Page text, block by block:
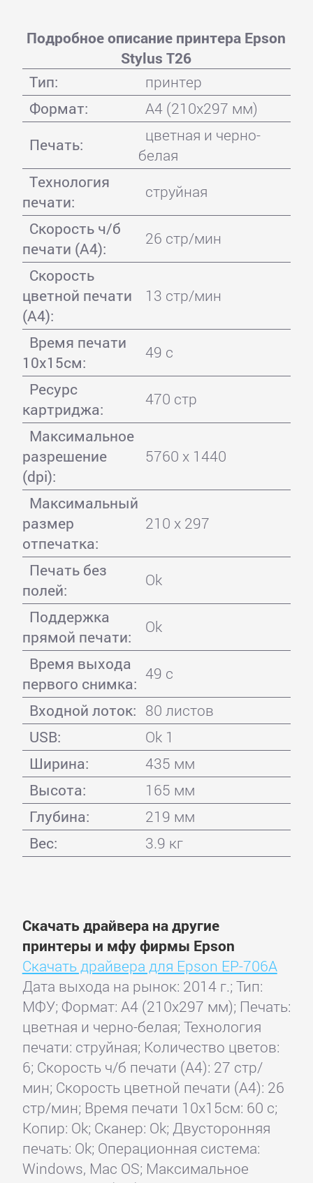
Подробное описание принтера Epson
Stylus T26
Тип:
принтер
Формат:
A4 (210x297 мм)
Печать:
цветная и черно-
белая
Технология
печати:
струйная
Скорость ч/б
печати (А4):
26 стр/мин
Скорость
цветной печати
(А4):
13 стр/мин
Время печати
10x15см:
49 с
Ресурс
картриджа:
470 стр
Максимальное
разрешение
(dpi):
5760 x 1440
Максимальный
размер
отпечатка:
210 x 297
Печать без
полей:
Ok
Поддержка
прямой печати:
Ok
Время выхода
первого снимка:
49 с
Входной лоток: 80 листов
USB:
Ok 1
Ширина:
435 мм
Высота:
165 мм
Глубина:
219 мм
Вес:
3.9 кг
Скачать драйвера на другие
принтеры и мфу фирмы Epson
Скачать драйвера для Epson EP-706A
Дата выхода на рынок: 2014 г.; Тип:
МФУ; Формат: A4 (210x297 мм); Печать:
цветная и черно-белая; Технология
печати: струйная; Количество цветов:
6; Скорость ч/б печати (А4): 27 стр/
мин; Скорость цветной печати (А4): 26
стр/мин; Время печати 10x15см: 60 с;
Копир: Ok; Сканер: Ok; Двусторонняя
печать: Ok; Операционная система:
Windows, Mac OS; Максимальное